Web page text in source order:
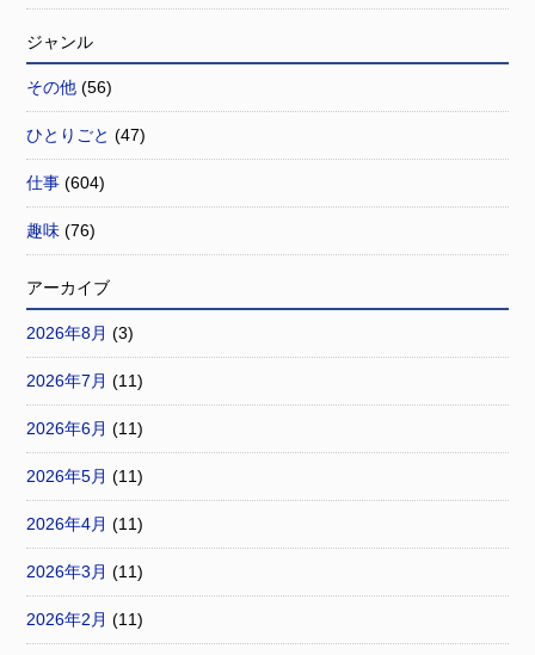
ジャンル
その他 (56)
ひとりごと (47)
仕事 (604)
趣味 (76)
アーカイブ
2026年8月 (3)
2026年7月 (11)
2026年6月 (11)
2026年5月 (11)
2026年4月 (11)
2026年3月 (11)
2026年2月 (11)